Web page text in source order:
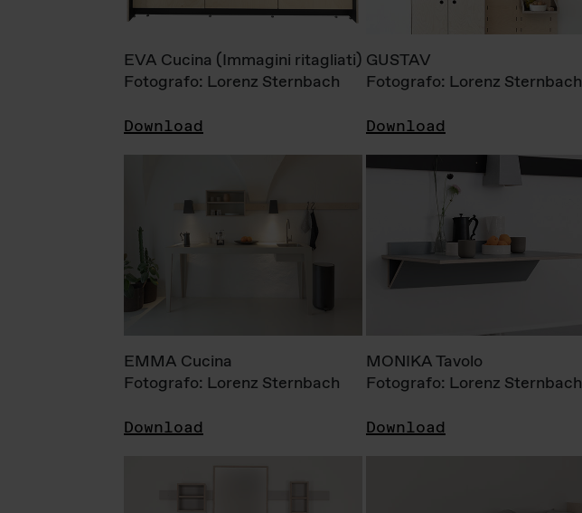
EVA Cucina (Immagini ritagliati)
Fotografo: Lorenz Sternbach
Download
GUSTAV
Fotografo: Lorenz Sternbach
Download
EMMA Cucina
Fotografo: Lorenz Sternbach
Download
MONIKA Tavolo
Fotografo: Lorenz Sternbach
Download